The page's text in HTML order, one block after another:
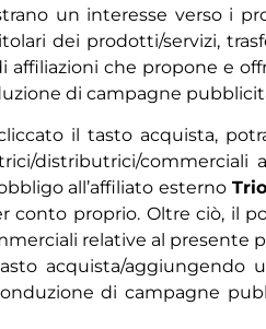
un interesse verso i
dei prodotti/servizi,
che propone e
di campagne
il tasto acquista,
distributrici/commerciali
all’affiliato esterno
conto proprio. Oltre ciò, il
relative al presente
acquista/aggiungendo
di campagne